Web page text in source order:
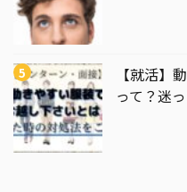
【就活】
って？迷